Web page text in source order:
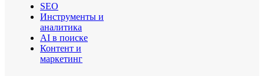
SEO
Инструменты и
аналитика
AI в поиске
Контент и
маркетинг